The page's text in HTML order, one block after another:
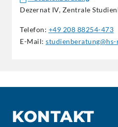
Dezernat IV, Zentrale
Telefon: +49 208 88254-473
E-Mail:
KONTAKT